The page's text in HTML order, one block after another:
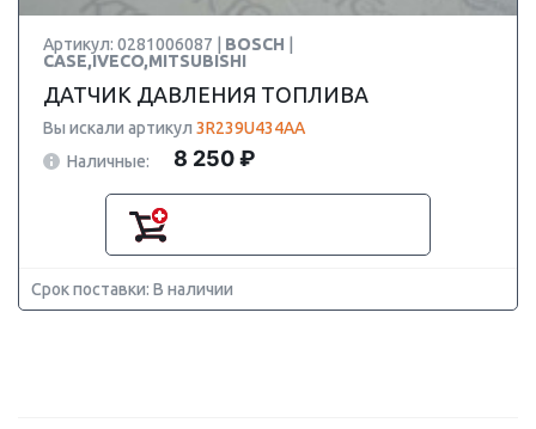
Артикул: 0281006087 | BOSCH
CASE,IVECO,MITSUBISHI
ДАТЧИК ДАВЛЕНИЯ ТОПЛИВА
Вы искали артикул 3R239U434AA
Наличные:
8 250 ₽
Срок поставки: В наличии